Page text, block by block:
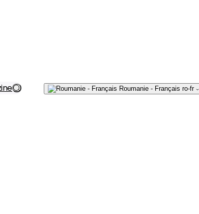
Écrivez-
Roumanie - Français ro-fr